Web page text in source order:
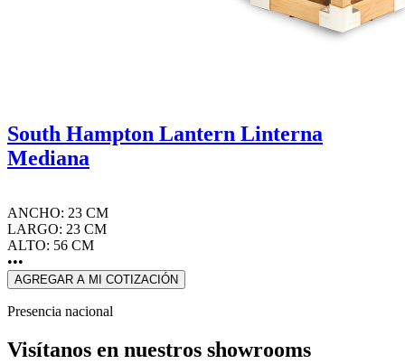
South Hampton Lantern Linterna
Mediana
ANCHO: 23 CM
LARGO: 23 CM
ALTO: 56 CM
•••
AGREGAR A MI COTIZACIÓN
Presencia nacional
Visítanos en nuestros showrooms